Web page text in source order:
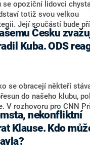
Babiše ale hodnotit
se opoziční lidovci
totiž svou velkou
Její součástí bude
ve středu na setkání s
Jan Grolich. Ten
ve Vyškově.
vládní strany nebo
o slabé a v defenzivě.
na chyby vlády.
debat. Chceme ale
Grolich na dotaz
Kuba. ODS
se obracejí někteří
do našeho klubu,
V rozhovoru pro CNN
hnutí a jihočeský
nebyl, ale získat by
Hrabu, který je dnes
TOP 09. Hraba to na
klubu senátorů
Klause. Kdo